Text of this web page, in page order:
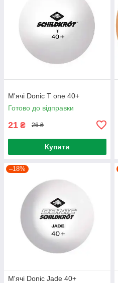
М'ячі Donic T one 40+
Готово до відправки
21 ₴ 26 ₴
Купити
–18%
М'ячі Donic Jade 40+